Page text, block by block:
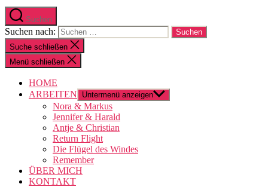
Suchen
Suchen nach:
Suche schließen
Menü schließen
HOME
ARBEITEN
Untermenü anzeigen
Nora & Markus
Jennifer & Harald
Antje & Christian
Return Flight
Die Flügel des Windes
Remember
ÜBER MICH
KONTAKT